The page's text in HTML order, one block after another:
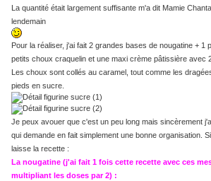
La quantité était largement suffisante m'a dit Mamie
lendemain
Pour la réaliser, j'ai fait 2 grandes bases de nougatine + 1
petits choux craquelin et une maxi crème pâtissière avec
Les choux sont collés au caramel, tout comme les
pieds en sucre.
Je peux avouer que c'est un peu long mais sincèrement
qui demande en fait simplement une bonne organisation.
laisse la recette :
La nougatine (j'ai fait 1 fois cette recette avec ces
multipliant les doses par 2) :